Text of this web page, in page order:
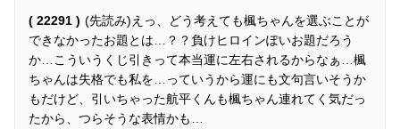
( 22291 ) (先読み)えっ、どう考えても楓ちゃんを選ぶことが
できなかったお題とは…？？負けヒロインぽいお題だろう
か…こういうくじ引きって本当運に左右されるからなぁ…楓
ちゃんは失格でも私を…っていうから運にも文句言いそうか
もだけど、引いちゃった航平くんも楓ちゃん連れてく気だっ
たから、つらそうな表情かも…